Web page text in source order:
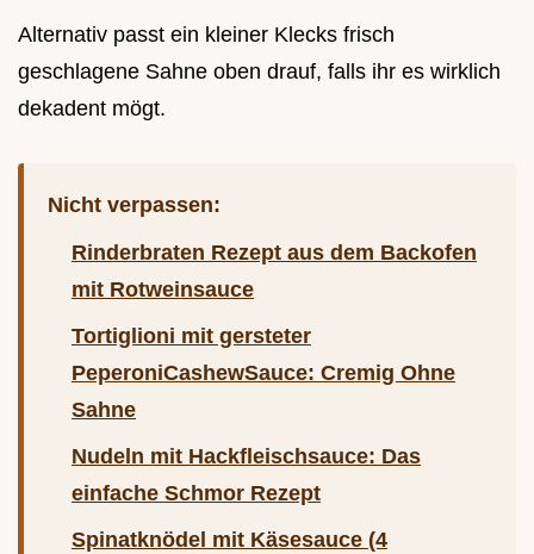
Alternativ passt ein kleiner Klecks frisch
geschlagene Sahne oben drauf, falls ihr es wirklich
dekadent mögt.
Nicht verpassen:
Rinderbraten Rezept aus dem Backofen
mit Rotweinsauce
Tortiglioni mit gersteter
PeperoniCashewSauce: Cremig Ohne
Sahne
Nudeln mit Hackfleischsauce: Das
einfache Schmor Rezept
Spinatknödel mit Käsesauce (4